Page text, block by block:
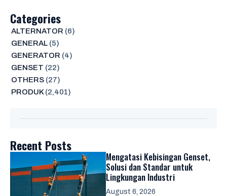
Categories
ALTERNATOR (6)
GENERAL(5)
GENERATOR (4)
GENSET (22)
OTHERS(27)
PRODUK(2,401)
Recent Posts
Mengatasi Kebisingan Genset,
Solusi dan Standar untuk
Lingkungan Industri
August 6, 2026